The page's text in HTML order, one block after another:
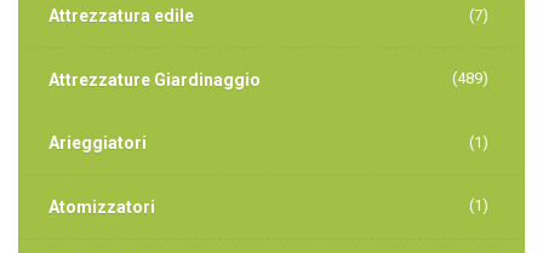
Attrezzatura edile (7)
Attrezzature Giardinaggio (489)
Arieggiatori (1)
Atomizzatori (1)